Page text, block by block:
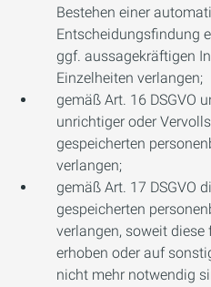
Bestehen einer
Entscheidungsfindung
ggf. aussagekräftigen
Einzelheiten verlangen;
gemäß Art. 16 DSGVO
unrichtiger oder
gespeicherten
verlangen;
gemäß Art. 17 DSGVO
gespeicherten
verlangen, soweit diese
erhoben oder auf
nicht mehr notwendig